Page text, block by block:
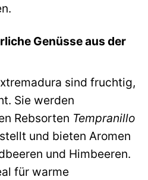
Genüsse aus der
sind fruchtig,
Sie werden
Rebsorten Tempranillo
und bieten Aromen
und Himbeeren.
für warme